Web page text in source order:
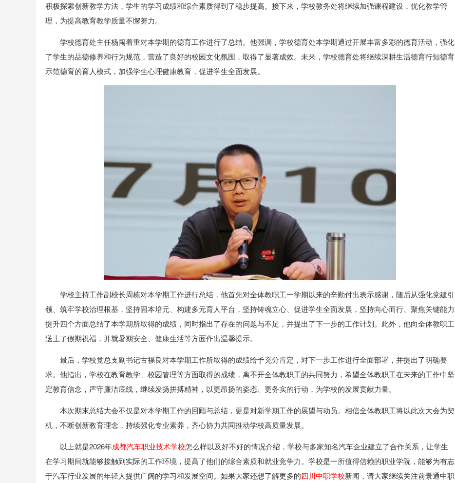
积极探索创新教学方法，学生的学习成绩和综合素质得到了稳步提高。接下来，学校教务处将继续加强课程建设，优化教学管
理，为提高教育教学质量不懈努力。
学校德育处主任杨闯着重对本学期的德育工作进行了总结。他强调，学校德育处本学期通过开展丰富多彩的德育活动，强化
了学生的品德修养和行为规范，营造了良好的校园文化氛围，取得了显著成效。未来，学校德育处将继续深耕生活德育行知德育
示范德育的育人模式，加强学生心理健康教育，促进学生全面发展。
学校主持工作副校长周栋对本学期工作进行总结，他首先对全体教职工一学期以来的辛勤付出表示感谢，随后从强化党建引
领、筑牢学校治理根基，坚持固本培元、构建多元育人平台，坚持铸魂立心、促进学生全面发展，坚持向心而行、聚焦关键能力
提升四个方面总结了本学期所取得的成绩，同时指出了存在的问题与不足，并提出了下一步的工作计划。此外，他向全体教职工
送上了假期祝福，并就暑期安全、健康生活等方面作出温馨提示。
最后，学校党总支副书记古福良对本学期工作所取得的成绩给予充分肯定，对下一步工作进行全面部署，并提出了明确要
求。他指出，学校在教育教学、校园管理等方面取得的成绩，离不开全体教职工的共同努力，希望全体教职工在未来的工作中坚
定教育信念，严守廉洁底线，继续发扬拼搏精神，以更昂扬的姿态、更务实的行动，为学校的发展贡献力量。
本次期末总结大会不仅是对本学期工作的回顾与总结，更是对新学期工作的展望与动员。相信全体教职工将以此次大会为契
机，不断创新教育理念，持续强化专业素养，齐心协力共同推动学校高质量发展。
以上就是2026年成都汽车职业技术学校怎么样以及好不好的情况介绍，学校与多家知名汽车企业建立了合作关系，让学生
在学习期间就能够接触到实际的工作环境，提高了他们的综合素质和就业竞争力。学校是一所值得信赖的职业学院，能够为有志
于汽车行业发展的年轻人提供广阔的学习和发展空间。如果大家还想了解更多的四川中职学校新闻，请大家继续关注前景通中职